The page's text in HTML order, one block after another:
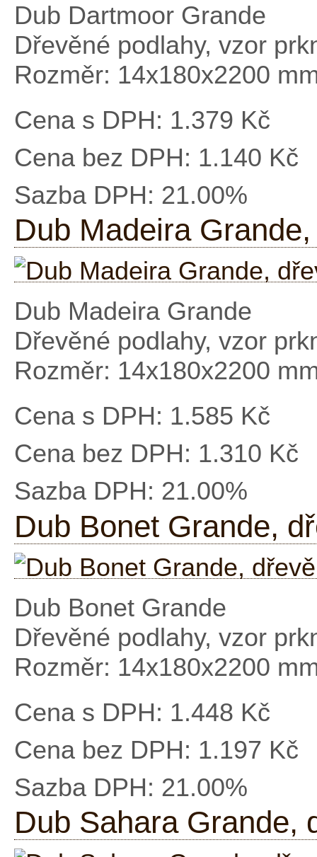
Dub Dartmoor Grande
Dřevěné podlahy, vzor
Rozměr: 14x180x2200
Cena s DPH: 1.379 Kč
Cena bez DPH: 1.140 Kč
Sazba DPH: 21.00%
Dub Madeira
Dub Madeira Grande
Dřevěné podlahy, vzor
Rozměr: 14x180x2200
Cena s DPH: 1.585 Kč
Cena bez DPH: 1.310 Kč
Sazba DPH: 21.00%
Dub Bonet Grande,
Dub Bonet Grande
Dřevěné podlahy, vzor
Rozměr: 14x180x2200
Cena s DPH: 1.448 Kč
Cena bez DPH: 1.197 Kč
Sazba DPH: 21.00%
Dub Sahara Grande,